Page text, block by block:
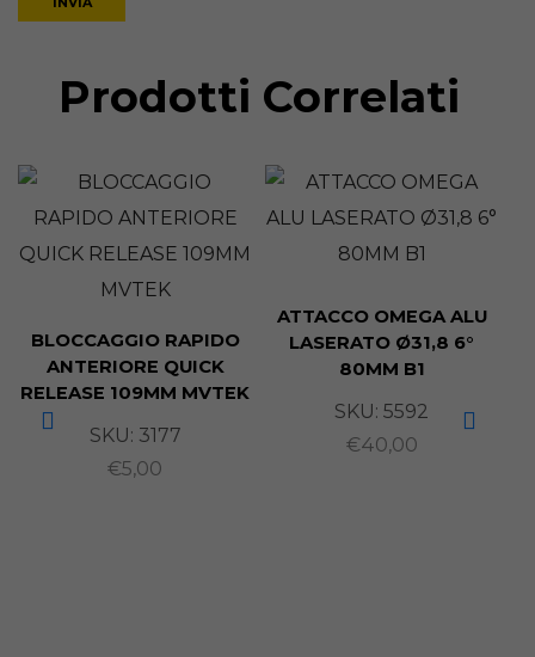
Prodotti Correlati
BLOCCAGGIO RAPIDO
ANTERIORE QUICK
RELEASE 109MM MVTEK
SKU: 3177
€5,00
ATTACCO OMEGA ALU
LASERATO Ø31,8 6°
80MM B1
SKU:5592
€40,00